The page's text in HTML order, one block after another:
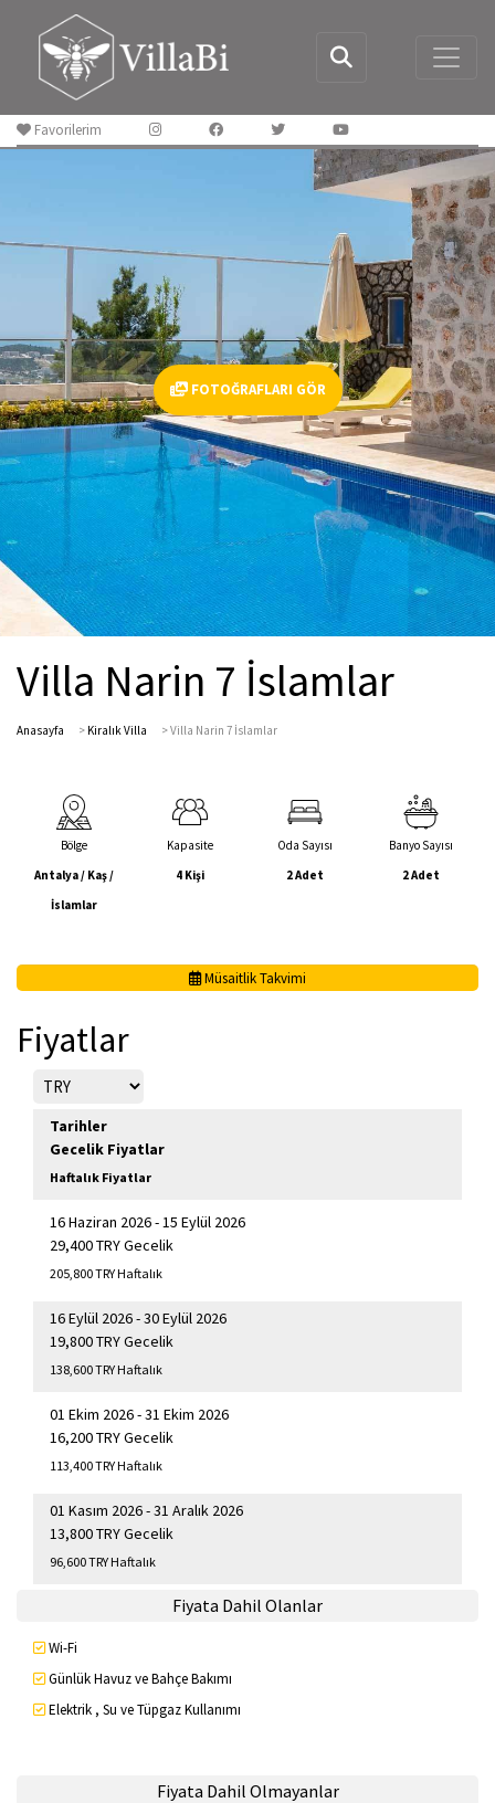
Favorilerim
FOTOĞRAFLARI GÖR
Villa Narin 7 İslamlar
Anasayfa > Kiralık Villa >Villa Narin 7 İslamlar
Bölge
Antalya / Kaş /
İslamlar
Kapasite
4 Kişi
Oda Sayısı
2 Adet
Banyo Sayısı
2 Adet
Müsaitlik Takvimi
Fiyatlar
Tarihler
Gecelik Fiyatlar
Haftalık Fiyatlar
16 Haziran 2026 - 15 Eylül 2026
29,400 TRY Gecelik
205,800 TRY Haftalık
16 Eylül 2026 - 30 Eylül 2026
19,800 TRY Gecelik
138,600 TRY Haftalık
01 Ekim 2026 - 31 Ekim 2026
16,200 TRY Gecelik
113,400 TRY Haftalık
01 Kasım 2026 - 31 Aralık 2026
13,800 TRY Gecelik
96,600 TRY Haftalık
Fiyata Dahil Olanlar
Wi-Fi
Günlük Havuz ve Bahçe Bakımı
Elektrik , Su ve Tüpgaz Kullanımı
Fiyata Dahil Olmayanlar